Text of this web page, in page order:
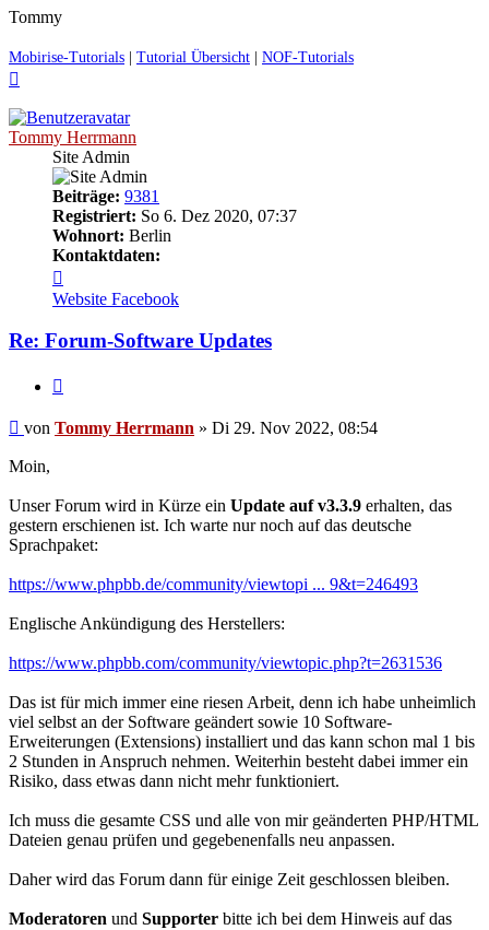
Tommy
Mobirise-Tutorials | Tutorial Übersicht | NOF-Tutorials
Tommy Herrmann
Site Admin
Beiträge: 9381
Registriert: So 6. Dez 2020, 07:37
Wohnort: Berlin
Kontaktdaten:
von
Tommy
Herrmann
Website Facebook
Re: Forum-Software Updates
Ungelesener
von Tommy Herrmann » Di 29. Nov 2022, 08:54
Moin,
Unser Forum wird in Kürze ein Update auf v3.3.9 erhalten, das
gestern erschienen ist. Ich warte nur noch auf das deutsche
Sprachpaket:
https://www.phpbb.de/community/viewtopi ... 9&t=246493
Englische Ankündigung des Herstellers:
https://www.phpbb.com/community/viewtopic.php?t=2631536
Das ist für mich immer eine riesen Arbeit, denn ich habe unheimlich
viel selbst an der Software geändert sowie 10 Software-
Erweiterungen (Extensions) installiert und das kann schon mal 1 bis
2 Stunden in Anspruch nehmen. Weiterhin besteht dabei immer ein
Risiko, dass etwas dann nicht mehr funktioniert.
Ich muss die gesamte CSS und alle von mir geänderten PHP/HTML
Dateien genau prüfen und gegebenenfalls neu anpassen.
Daher wird das Forum dann für einige Zeit geschlossen bleiben.
Moderatoren und Supporter bitte ich bei dem Hinweis auf das